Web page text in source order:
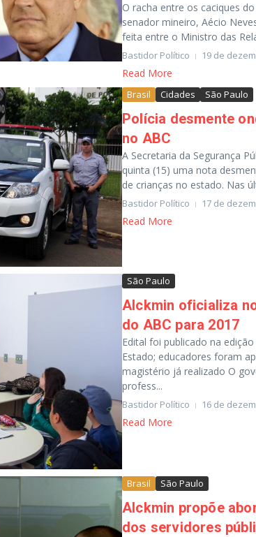
O racha entre os caciques
senador mineiro, Aécio
feita entre o Ministro das
Bastidor Político 19 de
Read More
Brasil Cidades São Paulo
Polícia desmente
no ABC
A Secretaria da Segurança
quinta (15) uma nota
de crianças no estado. Nas
Bastidor Político 17 de
Read More
São Paulo
Alckmin oficializa
do ABC para 2017
Edital foi publicado na
Estado; educadores foram
magistério já realizado O
profess...
Bastidor Político 16 de
Read More
Brasil São Paulo
Alckmin propõe
dos servidores